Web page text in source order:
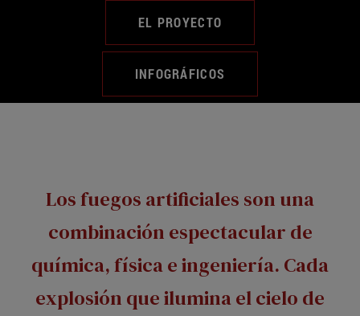
EL PROYECTO
INFOGRÁFICOS
Los fuegos artificiales son una
combinación espectacular de
química, física e ingeniería. Cada
explosión que ilumina el cielo de